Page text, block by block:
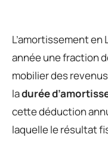
L’amortissement
année une fraction
mobilier des
ladurée
cette déduction
laquelle le résultat